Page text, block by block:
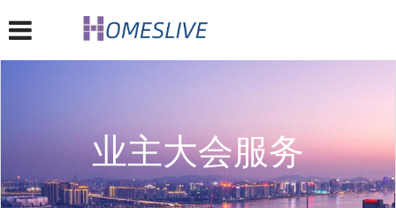
业主大会服务